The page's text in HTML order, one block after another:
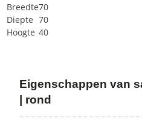
Breedte70
Diepte 70
Hoogte 40
Eigenschappen van
| rond